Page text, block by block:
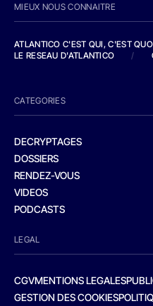
MIEUX NOUS CONNAITRE
ATLANTICO C'EST QUI, C'EST
LE RESEAU D'ATLANTICO
/
CATEGORIES
DECRYPTAGES
DOSSIERS
RENDEZ-VOUS
VIDEOS
PODCASTS
LEGAL
CGVMENTIONS LEGALES
GESTION DES COOKIES